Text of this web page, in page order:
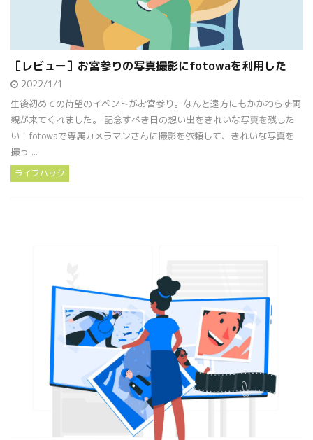
［レビュー］お宮参りの写真撮影にfotowaを利用した
2022/1/1
生後初めての待望のイベントがお宮参り。なんと遠方にもかかわらず両
親が来てくれました。 記念すべき日の想い出をきれいな写真を残した
い！fotowaで専属カメラマンさんに撮影を依頼して、きれいな写真を
撮っ ...
ライフハック